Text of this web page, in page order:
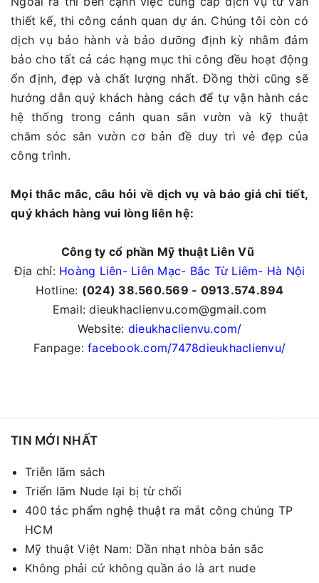
thiết kế, thi công cảnh quan dự án. Chúng tôi còn có
dịch vụ bảo hành và bảo dưỡng định kỳ nhằm đảm
bảo cho tất cả các hạng mục thi công đều hoạt động
ổn định, đẹp và chất lượng nhất. Đồng thời cũng sẽ
hướng dẫn quý khách hàng cách để tự vận hành các
hệ thống trong cảnh quan sân vườn và kỹ thuật
chăm sóc sân vườn cơ bản đề duy trì vẻ đẹp của
công trình.
Mọi thắc mắc, câu hỏi về dịch vụ và báo giá chi tiết,
quý khách hàng vui lòng liên hệ:
Công ty cổ phần Mỹ thuật Liên Vũ
Địa chỉ: Hoàng Liên- Liên Mạc- Bắc Từ Liêm- Hà Nội
Hotline: (024) 38.560.569 - 0913.574.894
Email: dieukhaclienvu.com@gmail.com
Website: dieukhaclienvu.com/
Fanpage:facebook.com/7478dieukhaclienvu/
TIN MỚI NHẤT
Triễn lãm sách
Triển lãm Nude lại bị từ chối
400 tác phẩm nghệ thuật ra mắt công chúng TP
HCM
Mỹ thuật Việt Nam: Dần nhạt nhòa bản sắc
Không phải cứ không quần áo là art nude